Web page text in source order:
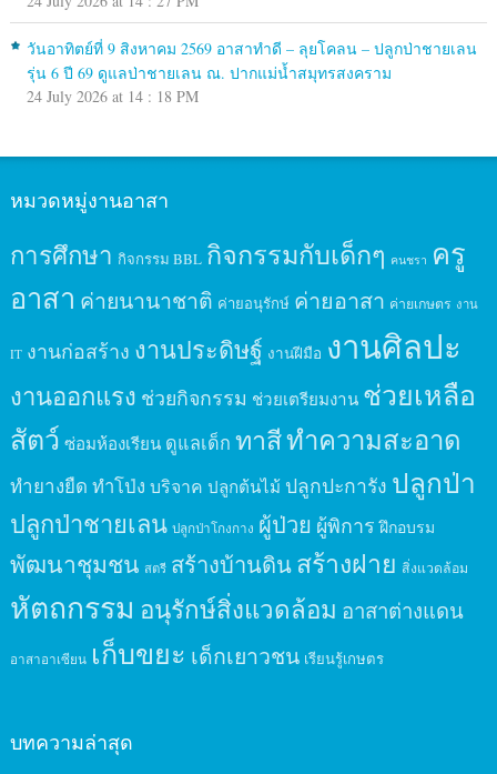
วันอาทิตย์ที่ 9 สิงหาคม 2569 อาสาทำดี – ลุยโคลน – ปลูกป่าชายเลน
รุ่น 6 ปี 69 ดูแลป่าชายเลน ณ. ปากแม่น้ำสมุทรสงคราม
24 July 2026 at 14 : 18 PM
หมวดหมู่งานอาสา
การศึกษา กิจกรรม BBL กิจกรรมกับเด็กๆ คนชรา ครู
อาสา ค่ายนานาชาติ ค่ายอนุรักษ์ ค่ายอาสา ค่ายเกษตร งาน
IT งานก่อสร้าง งานประดิษฐ์ งานฝีมือ งานศิลปะ
งานออกแรง ช่วยกิจกรรม ช่วยเตรียมงาน ช่วยเหลือ
สัตว์ ซ่อมห้องเรียน ดูแลเด็ก ทาสีทำความสะอาด
ทำยางยืด ทำโป่ง บริจาค ปลูกต้นไม้ ปลูกปะการัง ปลูกป่า
ปลูกป่าชายเลน ปลูกป่าโกงกาง ผู้ป่วย ผู้พิการ ฝึกอบรม
พัฒนาชุมชน สตรี สร้างบ้านดินสร้างฝาย สิ่งแวดล้อม
หัตถกรรม อนุรักษ์สิ่งแวดล้อม อาสาต่างแดน
อาสาอาเซียน เก็บขยะ เด็กเยาวชน เรียนรู้เกษตร
บทความล่าสุด